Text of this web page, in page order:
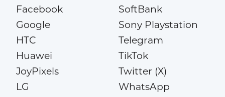
Facebook
Google
HTC
Huawei
JoyPixels
LG
SoftBank
Sony Playstation
Telegram
TikTok
Twitter (X)
WhatsApp